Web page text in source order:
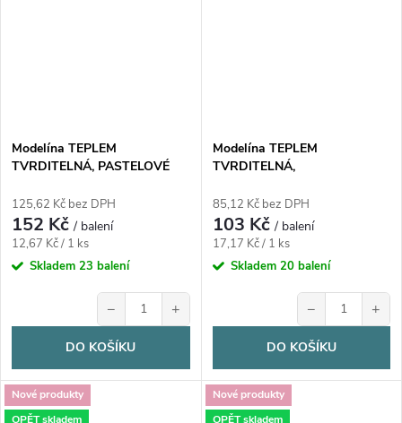
Modelína TEPLEM
TVRDITELNÁ, PASTELOVÉ
125,62 Kč bez DPH
152 Kč/ balení
Měrná
cena:
12,67 Kč / 1 ks
Skladem 23 balení
− +
DO KOŠÍKU
Modelína TEPLEM
TVRDITELNÁ,
120g, 1 bal.
85,12 Kč bez DPH
103 Kč/ balení
Měrná
cena:
17,17 Kč / 1 ks
Skladem 20 balení
− +
DO KOŠÍKU
Nové produkty
OPĚT skladem
Nové produkty
OPĚT skladem